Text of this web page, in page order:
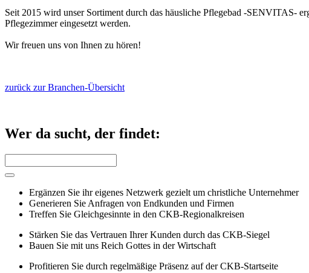
Seit 2015 wird unser Sortiment durch das häusliche Pflegebad -SENVITAS-
Pflegezimmer eingesetzt werden.
Wir freuen uns von Ihnen zu hören!
zurück zur Branchen-Übersicht
Wer da sucht, der findet:
Ergänzen Sie ihr eigenes Netzwerk gezielt um christliche Unternehmer
Generieren Sie Anfragen von Endkunden und Firmen
Treffen Sie Gleichgesinnte in den CKB-Regionalkreisen
Stärken Sie das Vertrauen Ihrer Kunden durch das CKB-Siegel
Bauen Sie mit uns Reich Gottes in der Wirtschaft
Profitieren Sie durch regelmäßige Präsenz auf der CKB-Startseite